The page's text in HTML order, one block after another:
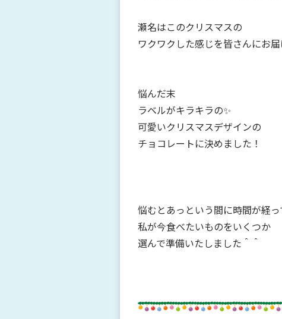
瀬名はこのクリスマスの
ワクワクした感じを皆さんにお
悩んだ末
ラベルがキラキラの✨
可愛いクリスマスデザインの
チョコレートに決めました！
悩むとあっという間に時間が経
私が今食べたいものをいくつか
選んで準備いたしました＾＾